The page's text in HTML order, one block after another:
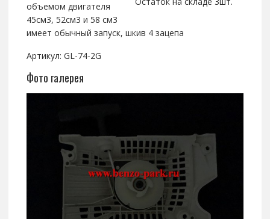
объемом двигателя
45см3, 52см3 и 58 см3
имеет обычный запуск, шкив 4 зацепа
Артикул: GL-74-2G
Фото галерея